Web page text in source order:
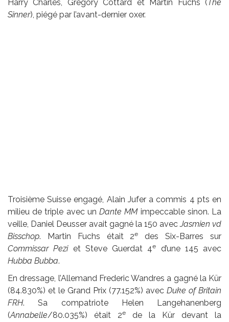
Harry Charles, Grégory Cottard et Martin Fuchs (The
Sinner), piégé par l’avant-dernier oxer.
Troisième Suisse engagé, Alain Jufer a commis 4 pts en
milieu de triple avec unDante MM impeccable sinon. La
veille, Daniel Deusser avait gagné la 150 avecJasmien vd
Bisschop. Martin Fuchs était 2e
des Six-Barres sur
Commissar Peziet Steve Guerdat 4e
d’une 145 avec
Hubba Bubba.
En dressage, l’Allemand Frederic Wandres a gagné la Kür
(84.830%) et le Grand Prix (77.152%) avec Duke of Britain
FRH. Sa compatriote Helen Langehanenberg
(Annabelle/80.035%) était 2e
de la Kür devant la